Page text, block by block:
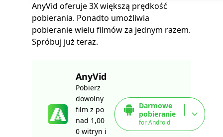
AnyVid oferuje 3X większą prędkość
pobierania. Ponadto umożliwia
pobieranie wielu filmów za jednym razem.
Spróbuj już teraz.
AnyVid
Pobierz
dowolny
film z po
nad 1,00
0 witryn i
Darmowe
pobieranie
for Android